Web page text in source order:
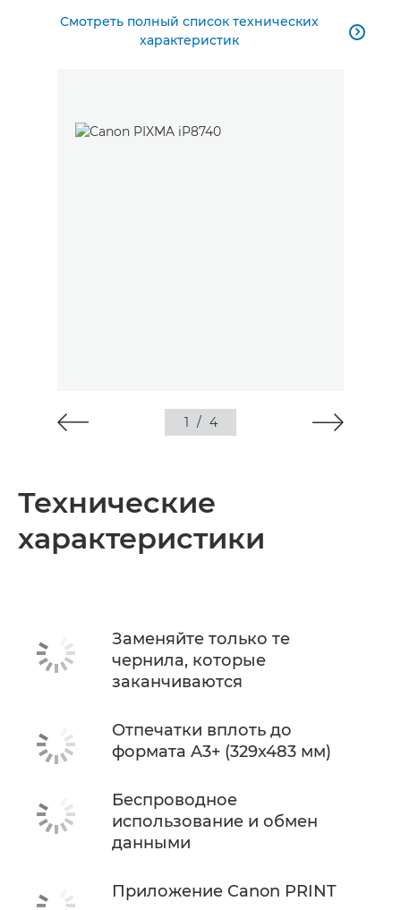
Смотреть полный список технических
характеристик

1 / 4
Технические
характеристики
Заменяйте только те
чернила, которые
заканчиваются
Отпечатки вплоть до
формата A3+ (329x483 мм)
Беспроводное
использование и обмен
данными
Приложение Canon PRINT